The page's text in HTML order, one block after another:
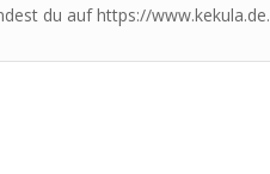
du auf https://www.kekula.de.